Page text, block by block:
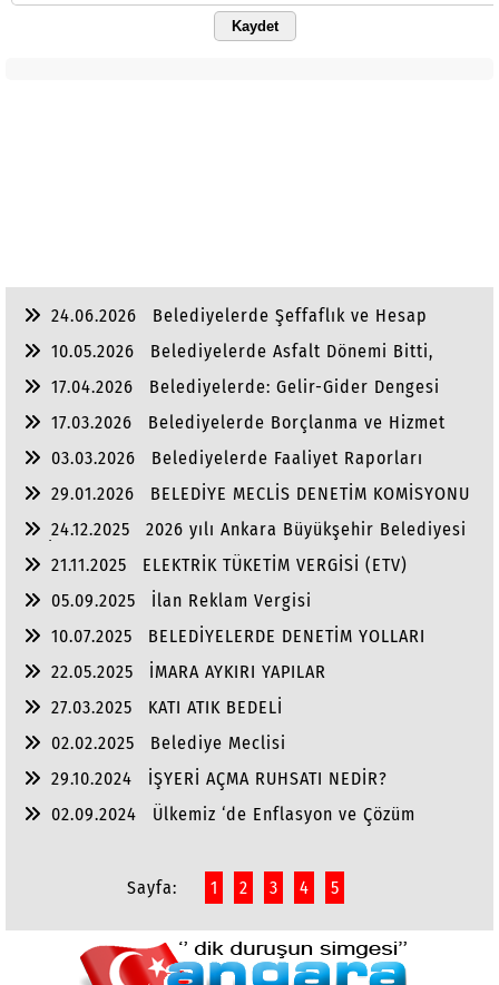
Kaydet
24.06.2026
Belediyelerde Şeffaflık ve Hesap
10.05.2026
Belediyelerde Asfalt Dönemi Bitti,
17.04.2026
Belediyelerde: Gelir-Gider Dengesi
17.03.2026
Belediyelerde Borçlanma ve Hizmet
03.03.2026
Belediyelerde Faaliyet Raporları
29.01.2026
BELEDİYE MECLİS DENETİM KOMİSYONU
24.12.2025
2026 yılı Ankara Büyükşehir Belediyesi
ve İlçe Belediye Bütçeleri
21.11.2025
ELEKTRİK TÜKETİM VERGİSİ (ETV)
05.09.2025
İlan Reklam Vergisi
10.07.2025
BELEDİYELERDE DENETİM YOLLARI
22.05.2025
İMARA AYKIRI YAPILAR
27.03.2025
KATI ATIK BEDELİ
02.02.2025
Belediye Meclisi
29.10.2024
İŞYERİ AÇMA RUHSATI NEDİR?
02.09.2024
Ülkemiz ‘de Enflasyon ve Çözüm
Sayfa: 1 2 3 4 5